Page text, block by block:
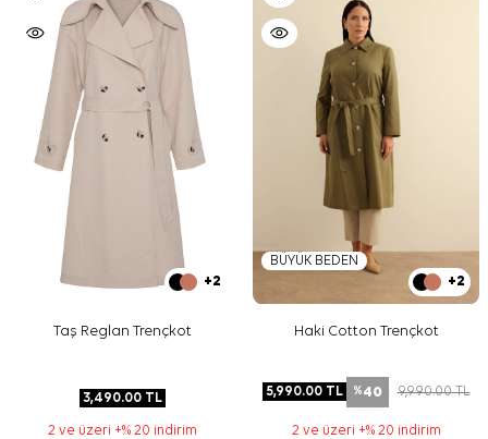
+2
Taş Reglan Trençkot
3,490.00TL
2 ve üzeri +% 20 indirim
BÜYÜK BEDEN
+2
Haki Cotton Trençkot
5,990.00TL %40 9,990.00TL
2 ve üzeri +% 20 indirim